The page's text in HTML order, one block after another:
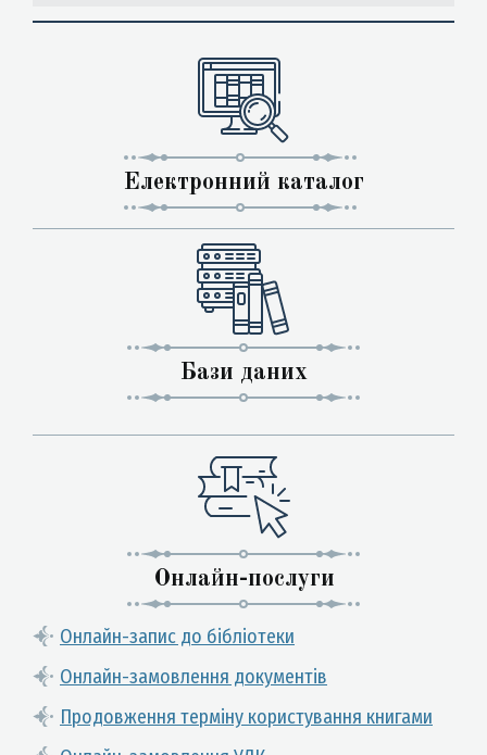
Електронний каталог
Бази даних
Онлайн-послуги
Онлайн-запис до бібліотеки
Онлайн-замовлення документів
Продовження терміну користування книгами